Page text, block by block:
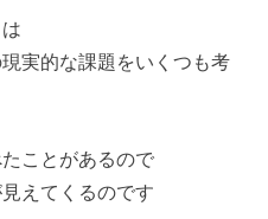
実的な課題をいくつも考
ことがあるので
えてくるのです